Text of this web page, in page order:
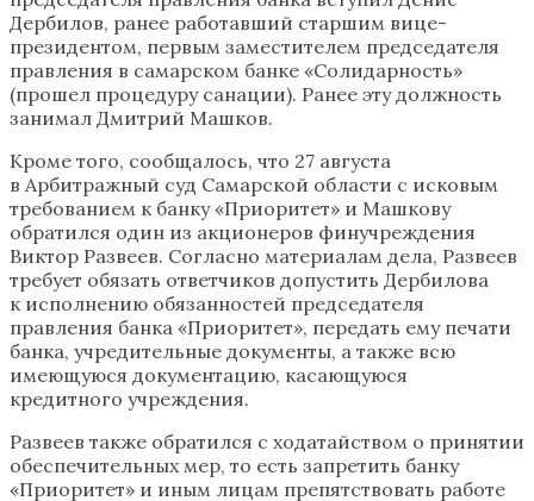
Дербилов, ранее работавший старшим вице-
президентом, первым заместителем председателя
правления в самарском банке «Солидарность»
(прошел процедуру санации). Ранее эту должность
занимал Дмитрий Машков.
Кроме того, сообщалось, что 27 августа
в Арбитражный суд Самарской области с исковым
требованием к банку «Приоритет» и Машкову
обратился один из акционеров финучреждения
Виктор Развеев. Согласно материалам дела, Развеев
требует обязать ответчиков допустить Дербилова
к исполнению обязанностей председателя
правления банка «Приоритет», передать ему печати
банка, учредительные документы, а также всю
имеющуюся документацию, касающуюся
кредитного учреждения.
Развеев также обратился с ходатайством о принятии
обеспечительных мер, то есть запретить банку
«Приоритет» и иным лицам препятствовать работе